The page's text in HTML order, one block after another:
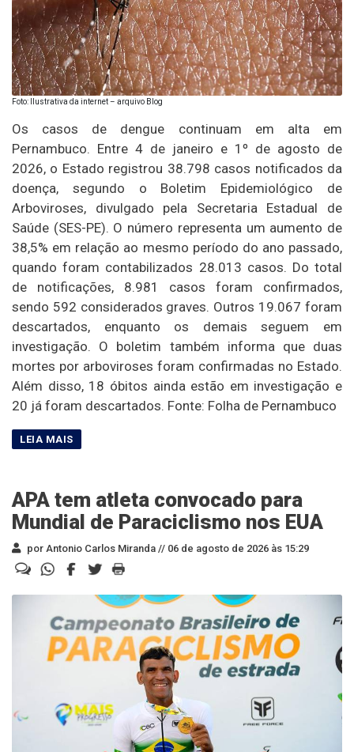
Foto: Ilustrativa da internet – arquivo Blog
Os casos de dengue continuam em alta em
Pernambuco. Entre 4 de janeiro e 1º de agosto de
2026, o Estado registrou 38.798 casos notificados da
doença, segundo o Boletim Epidemiológico de
Arboviroses, divulgado pela Secretaria Estadual de
Saúde (SES-PE). O número representa um aumento de
38,5% em relação ao mesmo período do ano passado,
quando foram contabilizados 28.013 casos. Do total
de notificações, 8.981 casos foram confirmados,
sendo 592 considerados graves. Outros 19.067 foram
descartados, enquanto os demais seguem em
investigação. O boletim também informa que duas
mortes por arboviroses foram confirmadas no Estado.
Além disso, 18 óbitos ainda estão em investigação e
20 já foram descartados. Fonte: Folha de Pernambuco
APA tem atleta convocado para
Mundial de Paraciclismo nos EUA
por Antonio Carlos Miranda // 06 de agosto de 2026 às 15:29